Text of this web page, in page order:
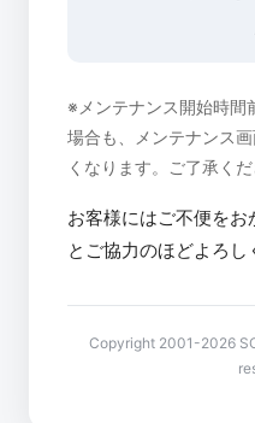
※メンテナンス開始時間
場合も、メンテナンス
くなります。ご了承くだ
お客様にはご不便を
とご協力のほどよろし
Copyright 2001-2026